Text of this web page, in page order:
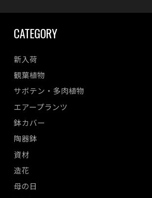
CATEGORY
新入荷
観葉植物
サボテン・多肉植物
エアープランツ
鉢カバー
陶器鉢
資材
造花
母の日